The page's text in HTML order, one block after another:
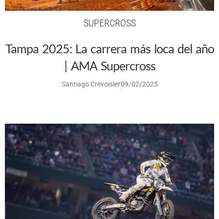
SUPERCROSS
Tampa 2025: La carrera más loca del año
| AMA Supercross
Santiago Crevoisier09/02/2025